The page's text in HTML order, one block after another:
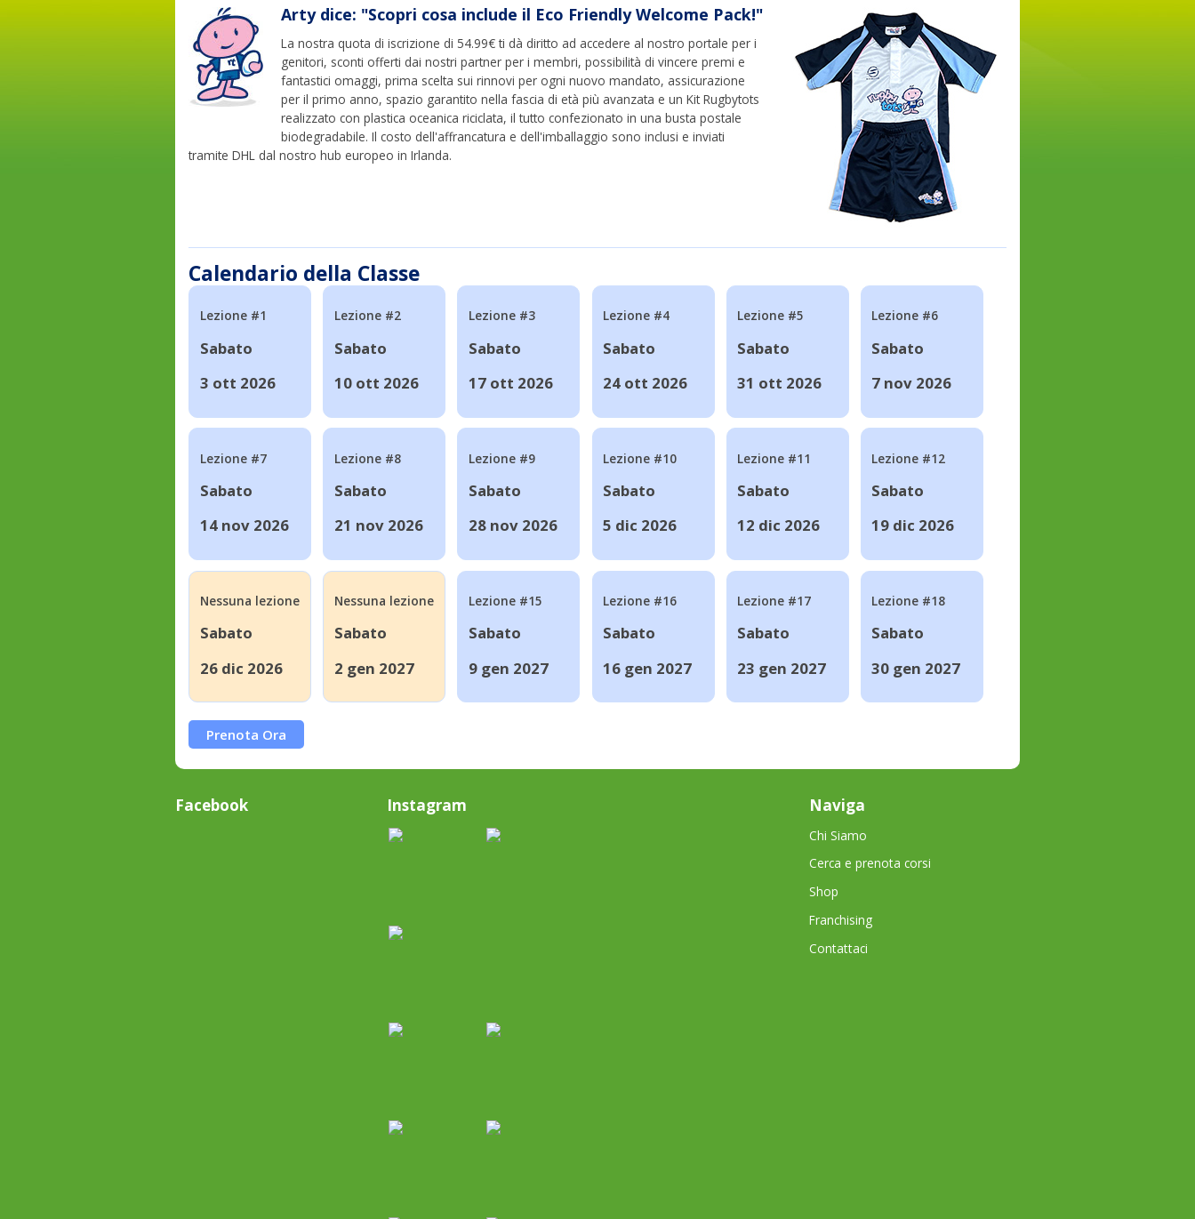
Arty dice: "Scopri cosa include il Eco Friendly Welcome Pack!"
La nostra quota di iscrizione di 54.99€ ti dà diritto ad accedere al nostro portale per i
genitori, sconti offerti dai nostri partner per i membri, possibilità di vincere premi e
fantastici omaggi, prima scelta sui rinnovi per ogni nuovo mandato, assicurazione
per il primo anno, spazio garantito nella fascia di età più avanzata e un Kit Rugbytots
realizzato con plastica oceanica riciclata, il tutto confezionato in una busta postale
biodegradabile. Il costo dell'affrancatura e dell'imballaggio sono inclusi e inviati
tramite DHL dal nostro hub europeo in Irlanda.
Calendario della Classe
Lezione #1
Sabato
3 ott 2026
Lezione #2
Sabato
10 ott 2026
Lezione #3
Sabato
17 ott 2026
Lezione #4
Sabato
24 ott 2026
Lezione #5
Sabato
31 ott 2026
Lezione #6
Sabato
7 nov 2026
Lezione #7
Sabato
14 nov 2026
Lezione #8
Sabato
21 nov 2026
Lezione #9
Sabato
28 nov 2026
Lezione #10
Sabato
5 dic 2026
Lezione #11
Sabato
12 dic 2026
Lezione #12
Sabato
19 dic 2026
Nessuna lezione
Sabato
26 dic 2026
Nessuna lezione
Sabato
2 gen 2027
Lezione #15
Sabato
9 gen 2027
Lezione #16
Sabato
16 gen 2027
Lezione #17
Sabato
23 gen 2027
Lezione #18
Sabato
30 gen 2027
Prenota Ora
Facebook Instagram Naviga
Chi Siamo
Cerca e prenota corsi
Shop
Franchising
Contattaci